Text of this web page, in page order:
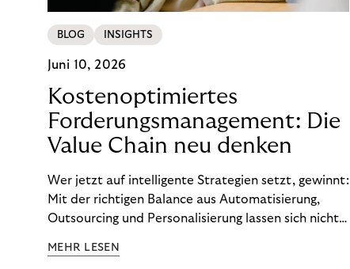
BLOG INSIGHTS
Juni 10, 2026
Kostenoptimiertes
Forderungsmanagement: Die
Value Chain neu denken
Wer jetzt auf intelligente Strategien setzt, gewinnt:
Mit der richtigen Balance aus Automatisierung,
Outsourcing und Personalisierung lassen sich nicht
Ergebnisse sichern. Riverty zeigt, wie Recovery-
MEHR LESEN